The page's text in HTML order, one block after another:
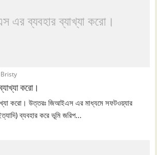
এর ব্যবহার ব্যাখ্যা করো।
Bristy
করো।
করো। উত্তরঃ জিআইএস এর মাধ্যমে সফটওয়্যার
ব্যবহার করে ভূমি জরিপ...